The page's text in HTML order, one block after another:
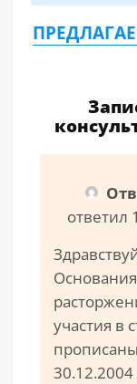
ответил
участия в